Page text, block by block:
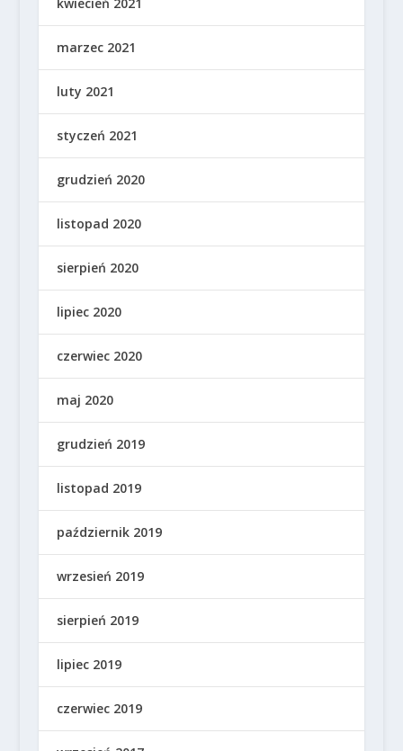
marzec 2021
luty 2021
styczeń 2021
grudzień 2020
listopad 2020
sierpień 2020
lipiec 2020
czerwiec 2020
maj 2020
grudzień 2019
listopad 2019
październik 2019
wrzesień 2019
sierpień 2019
lipiec 2019
czerwiec 2019